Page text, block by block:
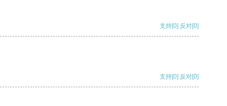
支持[0] 反对[0]
支持[0] 反对[0]